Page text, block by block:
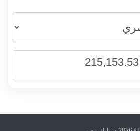
215,153.53